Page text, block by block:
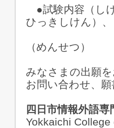
●試験内容（し
ひっきしけん）、
作文（
（めんせつ）
みなさまの出願
お問い合わせ、
四日市情報外語専
Yokkaichi